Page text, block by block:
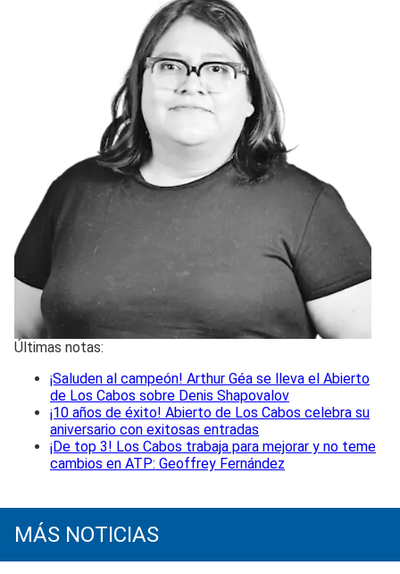
Últimas notas:
¡Saluden al campeón! Arthur Géa se lleva el Abierto
de Los Cabos sobre Denis Shapovalov
¡10 años de éxito! Abierto de Los Cabos celebra su
aniversario con exitosas entradas
¡De top 3! Los Cabos trabaja para mejorar y no teme
cambios en ATP: Geoffrey Fernández
MÁS NOTICIAS